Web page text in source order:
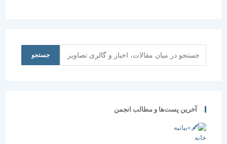
جستجو
آخرین پست‌ها و مطالب انجمن